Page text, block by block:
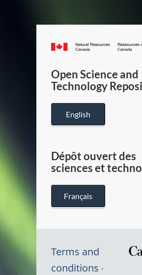
Canada.ca
Open Science and
Technology
English
Dépôt ouvert des
sciences et
Français
Terms and
conditions